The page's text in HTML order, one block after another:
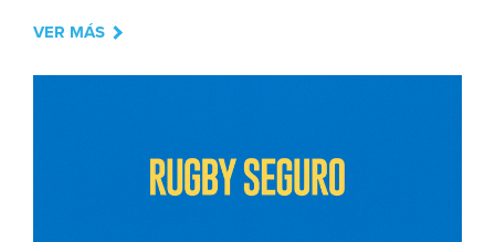
VER MÁS